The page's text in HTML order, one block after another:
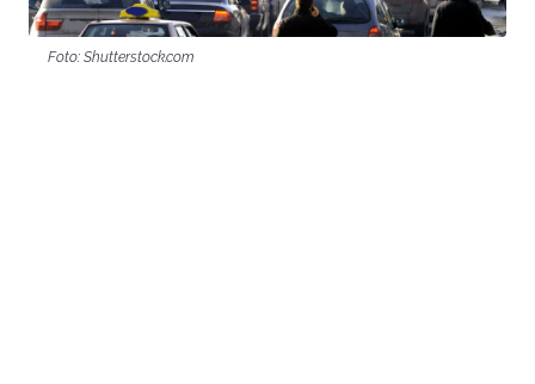
Foto: Shutterstock.com